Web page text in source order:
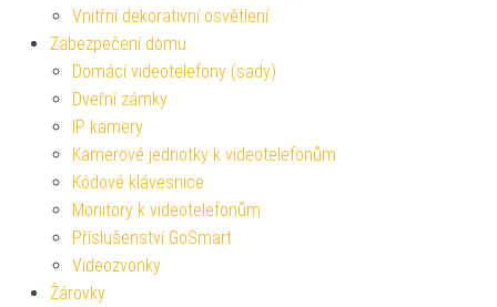
Vnitřní dekorativní osvětlení
Zabezpečení domu
Domácí videotelefony (sady)
Dveřní zámky
IP kamery
Kamerové jednotky k videotelefonům
Kódové klávesnice
Monitory k videotelefonům
Příslušenství GoSmart
Videozvonky
Žárovky